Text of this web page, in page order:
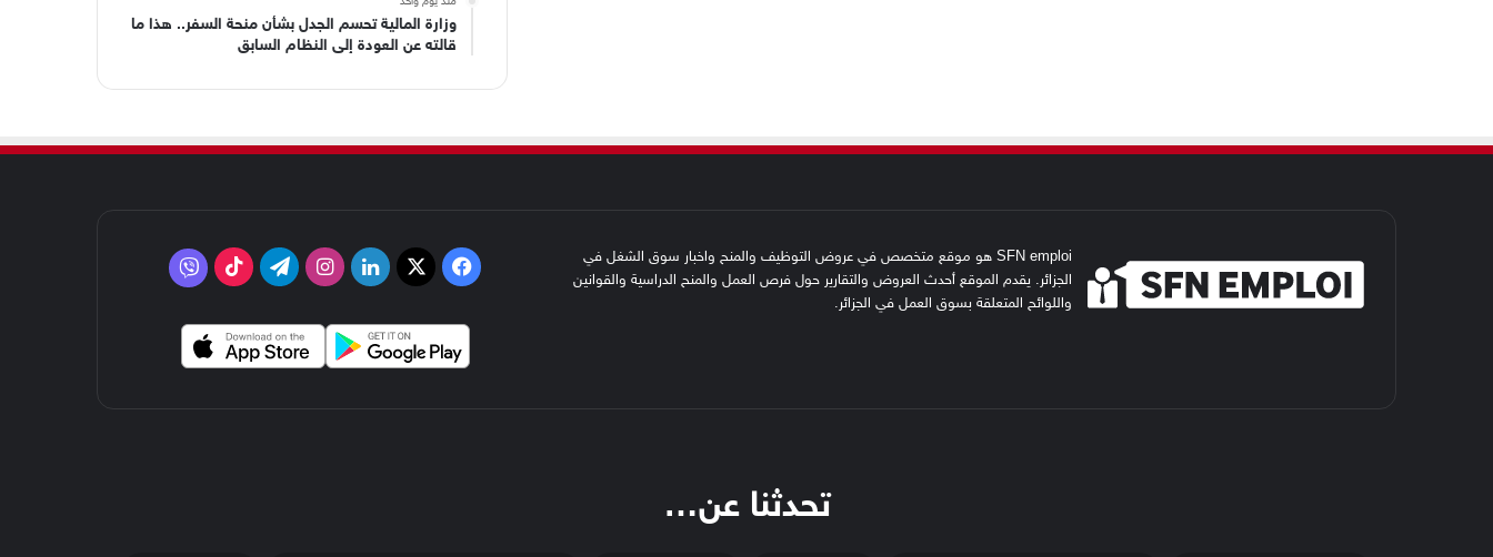
وزارة المالية تحسم الجدل بشأن منحة السفر.. هذا ما
قالته عن العودة إلى النظام السابق
SFN emploi هو موقع متخصص في عروض التوظيف والمنح واخبار سوق الشغل في
الجزائر. يقدم الموقع أحدث العروض والتقارير حول فرص العمل والمنح الدراسية والقوانين
واللوائح المتعلقة بسوق العمل في الجزائر.
فيسبوك
‫X لينكدإنانستقرامتيلقرام‫TikTokفايبر
تحدثنا عن…